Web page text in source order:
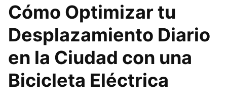
Cómo Optimizar tu
Desplazamiento Diario
en la Ciudad con una
Bicicleta Eléctrica